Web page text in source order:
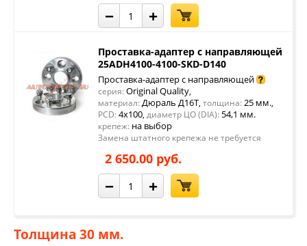
− +
Проставка-адаптер с направляющей
25ADH4100-4100-SKD-D140
Проставка-адаптер с направляющей
серия: Original Quality,
материал: Дюраль Д16Т, толщина: 25 мм.,
PCD: 4x100, диаметр ЦО (DIA): 54,1 мм.
крепеж: на выбор
Замена штатного крепежа не требуется
2 650.00 руб.
− +
Толщина 30 мм.